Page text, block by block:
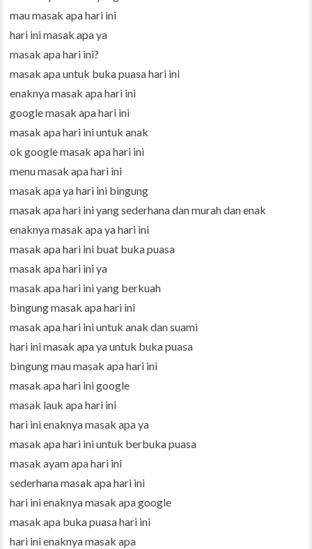
mau masak apa hari ini
hari ini masak apa ya
masak apa hari ini?
masak apa untuk buka puasa hari ini
enaknya masak apa hari ini
google masak apa hari ini
masak apa hari ini untuk anak
ok google masak apa hari ini
menu masak apa hari ini
masak apa ya hari ini bingung
masak apa hari ini yang sederhana dan murah dan enak
enaknya masak apa ya hari ini
masak apa hari ini buat buka puasa
masak apa hari ini ya
masak apa hari ini yang berkuah
bingung masak apa hari ini
masak apa hari ini untuk anak dan suami
hari ini masak apa ya untuk buka puasa
bingung mau masak apa hari ini
masak apa hari ini google
masak lauk apa hari ini
hari ini enaknya masak apa ya
masak apa hari ini untuk berbuka puasa
masak ayam apa hari ini
sederhana masak apa hari ini
hari ini enaknya masak apa google
masak apa buka puasa hari ini
hari ini enaknya masak apa